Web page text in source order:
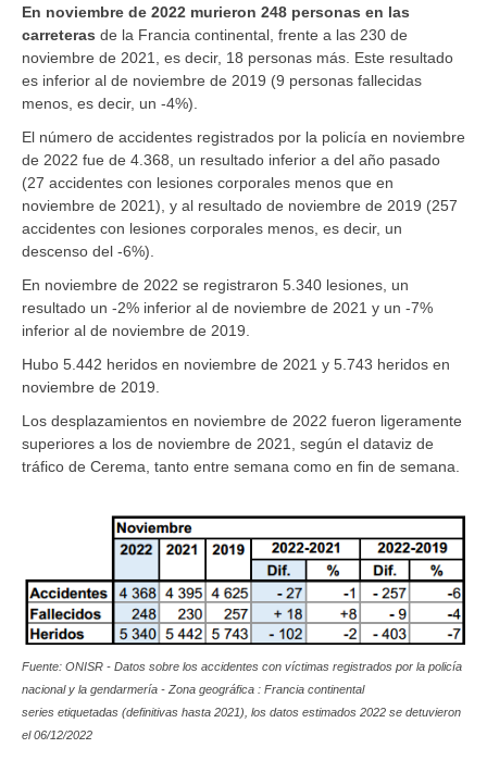
En noviembre de 2022 murieron 248 personas en las
carreteras de la Francia continental, frente a las 230 de
noviembre de 2021, es decir, 18 personas más. Este resultado
es inferior al de noviembre de 2019 (9 personas fallecidas
menos, es decir, un -4%).
El número de accidentes registrados por la policía en noviembre
de 2022 fue de 4.368, un resultado inferior a del año pasado
(27 accidentes con lesiones corporales menos que en
noviembre de 2021), y al resultado de noviembre de 2019 (257
accidentes con lesiones corporales menos, es decir, un
descenso del -6%).
En noviembre de 2022 se registraron 5.340 lesiones, un
resultado un -2% inferior al de noviembre de 2021 y un -7%
inferior al de noviembre de 2019.
Hubo 5.442 heridos en noviembre de 2021 y 5.743 heridos en
noviembre de 2019.
Los desplazamientos en noviembre de 2022 fueron ligeramente
superiores a los de noviembre de 2021, según el dataviz de
tráfico de Cerema, tanto entre semana como en fin de semana.
Fuente: ONISR - Datos sobre los accidentes con víctimas registrados por la policía
nacional y la gendarmería - Zona geográfica : Francia continental
series etiquetadas (definitivas hasta 2021), los datos estimados 2022 se detuvieron
el 06/12/2022